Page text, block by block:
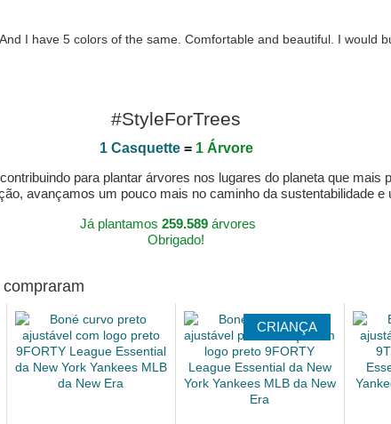
I have 5 colors of the same. Comfortable and beautiful. I would
#StyleForTrees
1 Casquette= 1 Árvore
para plantar árvores nos lugares do planeta que
avançamos um pouco mais no caminho da sustentabilidade e
Já plantamos 259.589árvores
Obrigado!
CRIANÇA